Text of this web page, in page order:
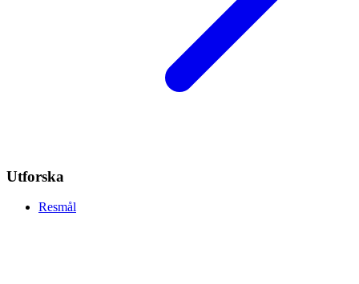
Utforska
Resmål